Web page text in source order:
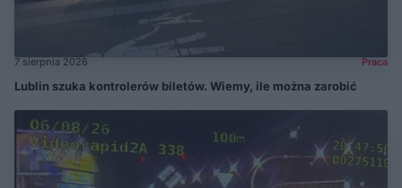
7 sierpnia 2026 Praca
Lublin szuka kontrolerów biletów. Wiemy, ile można zarobić